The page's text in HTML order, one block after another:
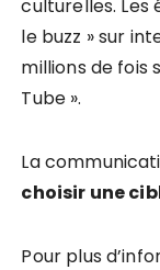
culturelles. Les
le buzz » sur
millions de fois
Tube ».
La
choisir une
Pour plus